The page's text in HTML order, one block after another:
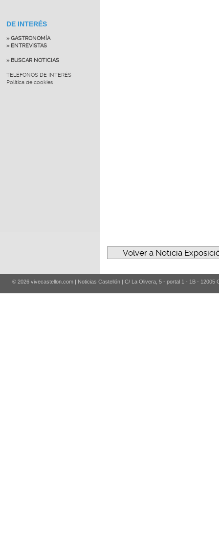
DE INTERÉS
» GASTRONOMÍA
» ENTREVISTAS
» BUSCAR NOTICIAS
TELÉFONOS DE INTERÉS
Política de cookies
Volver a Noticia
© 2026 vivecastellon.com | Noticias Castellón | C/ La Olivera, 5 - portal 1 - 1B - 12005